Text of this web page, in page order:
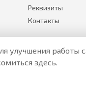
Реквизиты
Контакты
улучшения работы
здесь.